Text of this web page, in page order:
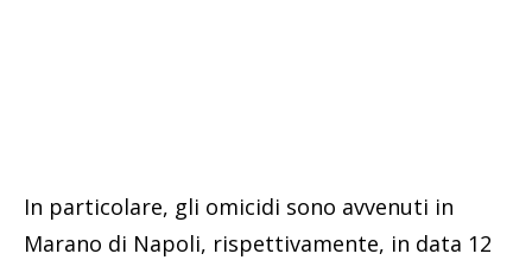
In particolare, gli omicidi sono avvenuti in
Marano di Napoli, rispettivamente, in data 12